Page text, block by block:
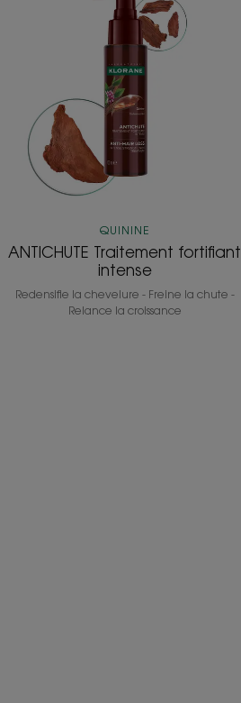
fortifiant
intense
QUININE
ANTICHUTE Traitement fortifiant
intense
Redensifie la chevelure - Freine la chute -
Relance la croissance